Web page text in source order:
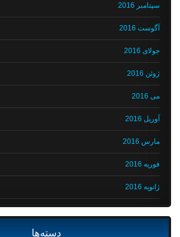
سپتامبر 2016
آگوست 2016
جولای 2016
ژوئن 2016
می 2016
آوریل 2016
مارس 2016
فوریه 2016
ژانویه 2016
دسته‌ها